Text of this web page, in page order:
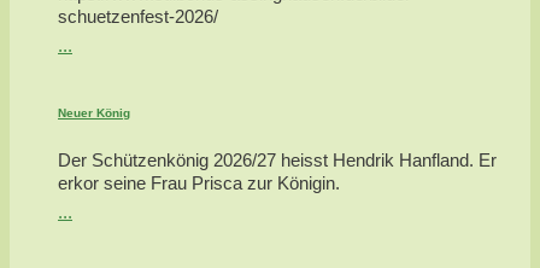
schuetzenfest-2026/
...
Neuer König
Der Schützenkönig 2026/27 heisst Hendrik Hanfland. Er
erkor seine Frau Prisca zur Königin.
...